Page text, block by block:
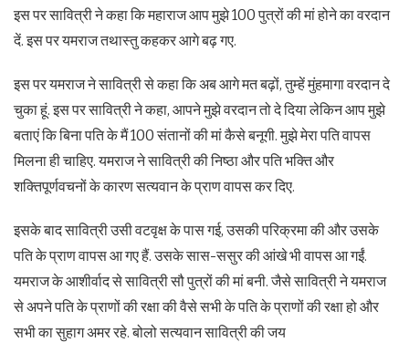
इस पर सावित्री ने कहा कि महाराज आप मुझे 100 पुत्रों की मां होने का वरदान
दें. इस पर यमराज तथास्तु कहकर आगे बढ़ गए.
इस पर यमराज ने सावित्री से कहा कि अब आगे मत बढ़ों, तुम्हें मुंहमागा वरदान दे
चुका हूं. इस पर सावित्री ने कहा, आपने मुझे वरदान तो दे दिया लेकिन आप मुझे
बताएं कि बिना पति के मैं 100 संतानों की मां कैसे बनूगी. मुझे मेरा पति वापस
मिलना ही चाहिए. यमराज ने सावित्री की निष्ठा और पति भक्ति और
शक्तिपूर्णवचनों के कारण सत्यवान के प्राण वापस कर दिए.
इसके बाद सावित्री उसी वटवृक्ष के पास गई, उसकी परिक्रमा की और उसके
पति के प्राण वापस आ गए हैं. उसके सास-ससुर की आंखे भी वापस आ गईं.
यमराज के आशीर्वाद से सावित्री सौ पुत्रों की मां बनी. जैसे सावित्री ने यमराज
से अपने पति के प्राणों की रक्षा की वैसे सभी के पति के प्राणों की रक्षा हो और
सभी का सुहाग अमर रहे. बोलो सत्यवान सावित्री की जय